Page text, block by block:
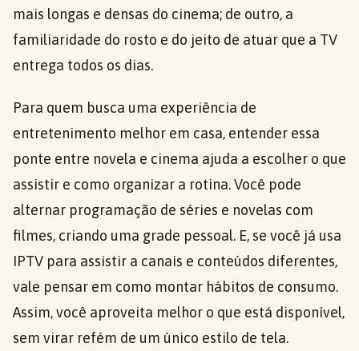
mais longas e densas do cinema; de outro, a
familiaridade do rosto e do jeito de atuar que a TV
entrega todos os dias.
Para quem busca uma experiência de
entretenimento melhor em casa, entender essa
ponte entre novela e cinema ajuda a escolher o que
assistir e como organizar a rotina. Você pode
alternar programação de séries e novelas com
filmes, criando uma grade pessoal. E, se você já usa
IPTV para assistir a canais e conteúdos diferentes,
vale pensar em como montar hábitos de consumo.
Assim, você aproveita melhor o que está disponível,
sem virar refém de um único estilo de tela.